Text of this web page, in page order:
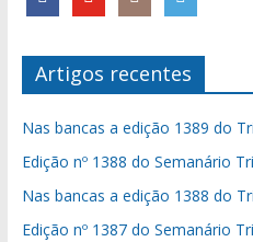
Artigos recentes
Nas bancas a edição 1389 do
Edição nº 1388 do Semanário
Nas bancas a edição 1388 do
Edição nº 1387 do Semanário